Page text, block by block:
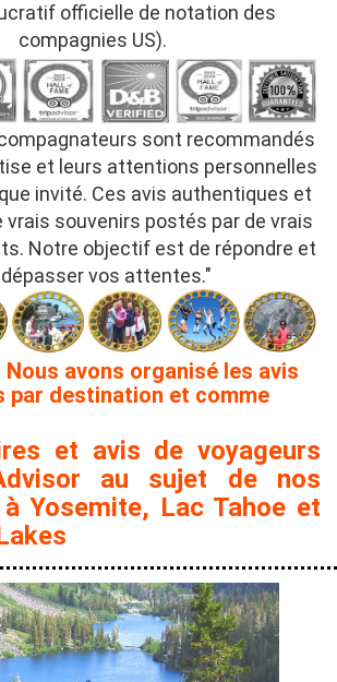
officielle de notation des
compagnies US).
sont recommandés
et leurs attentions personnelles
invité. Ces avis authentiques et
vrais souvenirs postés par de vrais
Notre objectif est de répondre et
vos attentes."
organisé les avis
par destination et comme
et avis de voyageurs
au sujet de nos
Yosemite, Lac Tahoe et